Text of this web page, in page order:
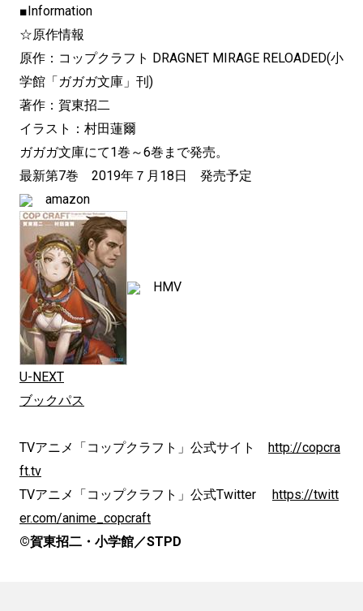
■Information
☆原作情報
原作：コップクラフト DRAGNET MIRAGE RELOADED(小
学館「ガガガ文庫」刊)
著作：賀東招二
イラスト：村田蓮爾
ガガガ文庫にて1巻～6巻まで発売。
最新第7巻 2019年７月18日 発売予定
amazon
HMV
U-NEXT
ブックパス
TVアニメ「コップクラフト」公式サイト http://copcra
ft.tv
TVアニメ「コップクラフト」公式Twitter https://twitt
er.com/anime_copcraft
©賀東招二・小学館／STPD